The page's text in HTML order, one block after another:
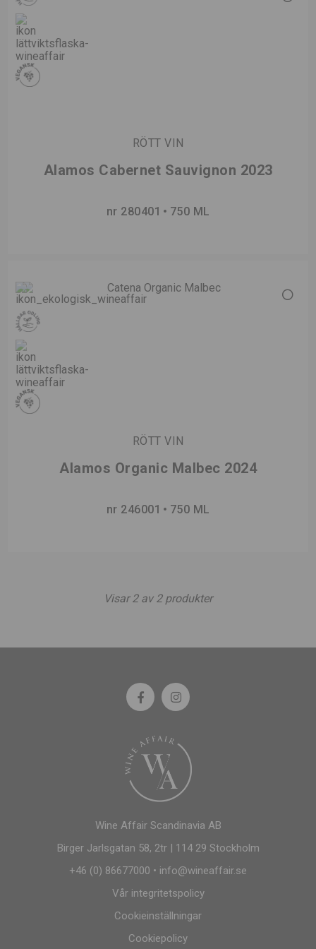
RÖTT VIN
Alamos Cabernet Sauvignon 2023
nr 280401 750 ML
RÖTT VIN
Alamos Organic Malbec 2024
nr 246001 750 ML
Visar2av 2produkter
Wine Affair Scandinavia AB
Birger Jarlsgatan 58, 2tr | 114 29 Stockholm
+46 (0) 86677000 • info@wineaffair.se
Vår integritetspolicy
Cookieinställningar
Cookiepolicy